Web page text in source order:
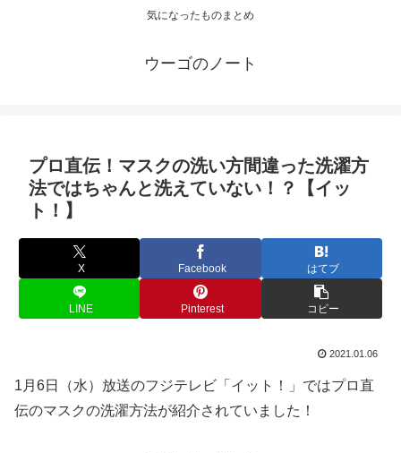
気になったものまとめ
ウーゴのノート
プロ直伝！マスクの洗い方間違った洗濯方
法ではちゃんと洗えていない！？【イッ
ト！】
X Facebook はてブ
LINE Pinterest コピー
2021.01.06
1月6日（水）放送のフジテレビ「イット！」ではプロ直
伝のマスクの洗濯方法が紹介されていました！